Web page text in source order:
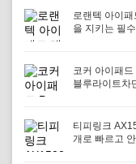
로랜텍 아이
을 지키는 필
코커 아이패
블루라이트차
티피링크
개로 빠르고